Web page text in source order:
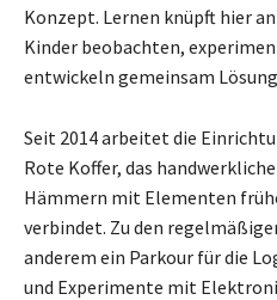
Konzept. Lernen knüpft hier
Kinder beobachten,
entwickeln gemeinsam
Seit 2014 arbeitet die
Rote Koffer, das
Hämmern mit Elementen
verbindet. Zu den
anderem ein Parkour für die
und Experimente mit